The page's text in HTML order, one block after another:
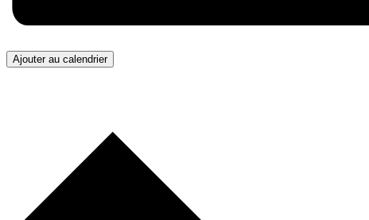
Ajouter au calendrier